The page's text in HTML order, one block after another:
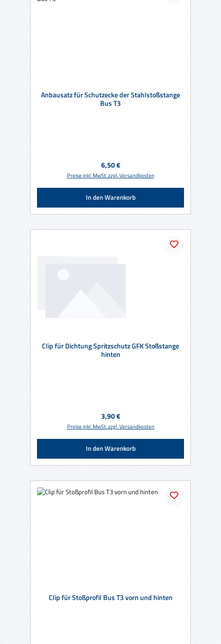
Anbausatz für Schutzecke der Stahlstoßstange
Bus T3
Regulärer Preis:
6,50 €
Preise inkl. MwSt. zzgl. Versandkosten
In den Warenkorb
Clip für Dichtung Spritzschutz GFK Stoßstange
hinten
Regulärer Preis:
3,90 €
Preise inkl. MwSt. zzgl. Versandkosten
In den Warenkorb
Clip für Stoßprofil Bus T3 vorn und hinten